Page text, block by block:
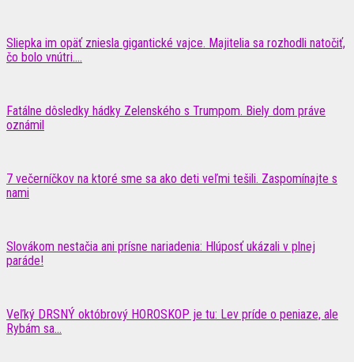
Sliepka im opäť zniesla gigantické vajce. Majitelia sa rozhodli natočiť,
čo bolo vnútri....
Fatálne dôsledky hádky Zelenského s Trumpom. Biely dom práve
oznámil
7 večerníčkov na ktoré sme sa ako deti veľmi tešili. Zaspomínajte s
nami
Slovákom nestačia ani prísne nariadenia: Hlúposť ukázali v plnej
paráde!
Veľký DRSNÝ októbrový HOROSKOP je tu: Lev príde o peniaze, ale
Rybám sa...